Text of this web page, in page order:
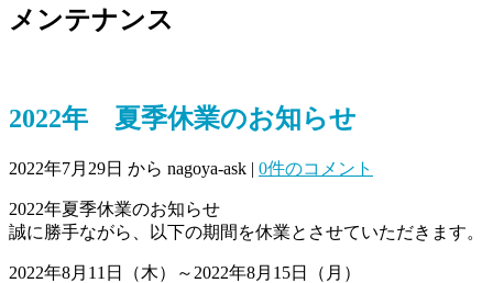
メンテナンス
2022年 夏季休業のお知らせ
2022年7月29日 から nagoya-ask | 0件のコメント
2022年夏季休業のお知らせ
誠に勝手ながら、以下の期間を休業とさせていただきます。
2022年8月11日（木）～2022年8月15日（月）